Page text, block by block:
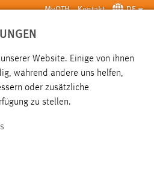
MyOTH Kontakt DE
SUCHE
BEWERBEN
Website. Einige von ihnen
während andere uns helfen,
oder zusätzliche
zu stellen.